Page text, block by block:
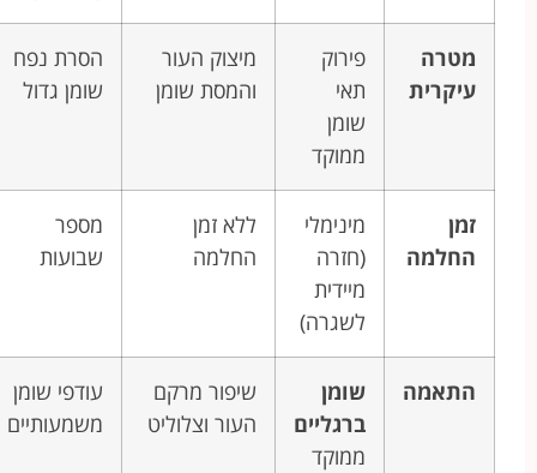
מטרה
עיקרית
פירוק
תאי
שומן
ממוקד
מיצוק העור
והמסת שומן
הסרת נפח
שומן גדול
זמן
החלמה
מינימלי
(חזרה
מיידית
לשגרה)
ללא זמן
החלמה
מספר
שבועות
התאמה
שומן
ברגליים
ממוקד
שיפור מרקם
העור וצלוליט
עודפי שומן
משמעותיים